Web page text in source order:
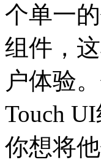
个单一
组件，
户体验
Touch
你想将